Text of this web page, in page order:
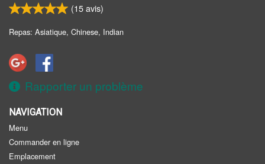
(15avis)
Repas: Asiatique, Chinese, Indian
Rapporter un problème
NAVIGATION
Menu
Commander en ligne
Emplacement